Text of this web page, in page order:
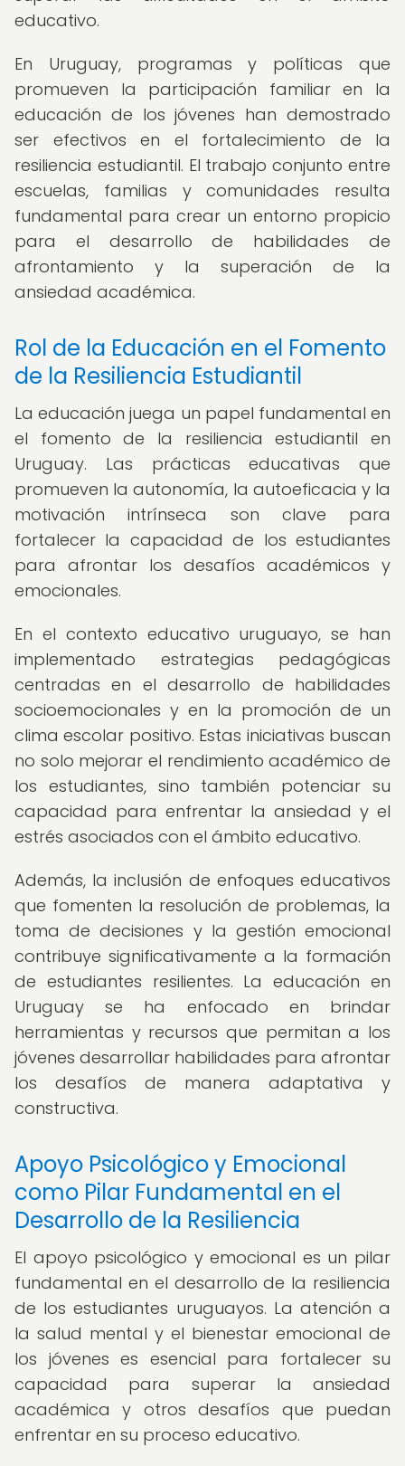
educativo.
En Uruguay, programas y políticas que
promueven la participación familiar en la
educación de los jóvenes han demostrado
ser efectivos en el fortalecimiento de la
resiliencia estudiantil. El trabajo conjunto entre
escuelas, familias y comunidades resulta
fundamental para crear un entorno propicio
para el desarrollo de habilidades de
afrontamiento y la superación de la
ansiedad académica.
Rol de la Educación en el Fomento
de la Resiliencia Estudiantil
La educación juega un papel fundamental en
el fomento de la resiliencia estudiantil en
Uruguay. Las prácticas educativas que
promueven la autonomía, la autoeficacia y la
motivación intrínseca son clave para
fortalecer la capacidad de los estudiantes
para afrontar los desafíos académicos y
emocionales.
En el contexto educativo uruguayo, se han
implementado estrategias pedagógicas
centradas en el desarrollo de habilidades
socioemocionales y en la promoción de un
clima escolar positivo. Estas iniciativas buscan
no solo mejorar el rendimiento académico de
los estudiantes, sino también potenciar su
capacidad para enfrentar la ansiedad y el
estrés asociados con el ámbito educativo.
Además, la inclusión de enfoques educativos
que fomenten la resolución de problemas, la
toma de decisiones y la gestión emocional
contribuye significativamente a la formación
de estudiantes resilientes. La educación en
Uruguay se ha enfocado en brindar
herramientas y recursos que permitan a los
jóvenes desarrollar habilidades para afrontar
los desafíos de manera adaptativa y
constructiva.
Apoyo Psicológico y Emocional
como Pilar Fundamental en el
Desarrollo de la Resiliencia
El apoyo psicológico y emocional es un pilar
fundamental en el desarrollo de la resiliencia
de los estudiantes uruguayos. La atención a
la salud mental y el bienestar emocional de
los jóvenes es esencial para fortalecer su
capacidad para superar la ansiedad
académica y otros desafíos que puedan
enfrentar en su proceso educativo.